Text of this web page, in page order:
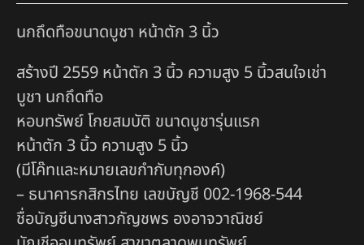
นกถึดทือขนาดบูชา หน้าตัก 3 นิ้ว
สร้างปี 2559 หน้าตัก 3 นิ้ว ความสูง 5 นิ้วสนใจเช่า
บูชา นกถึดทือ
หอบทรัพย์ โกยสมบัติ ขนาดบูชารุ่นแรก
หน้าตัก 3 นิ้ว ความสูง 5 นิ้ว
(มีโค๊ทและหมายเลขกำกับทุกองค์)
– ธนาคารกสิกรไทย เลขบัญชี 002-1968-544
ชื่อบัญชีนางสาวกัญชพร องอาจวาณิชย์